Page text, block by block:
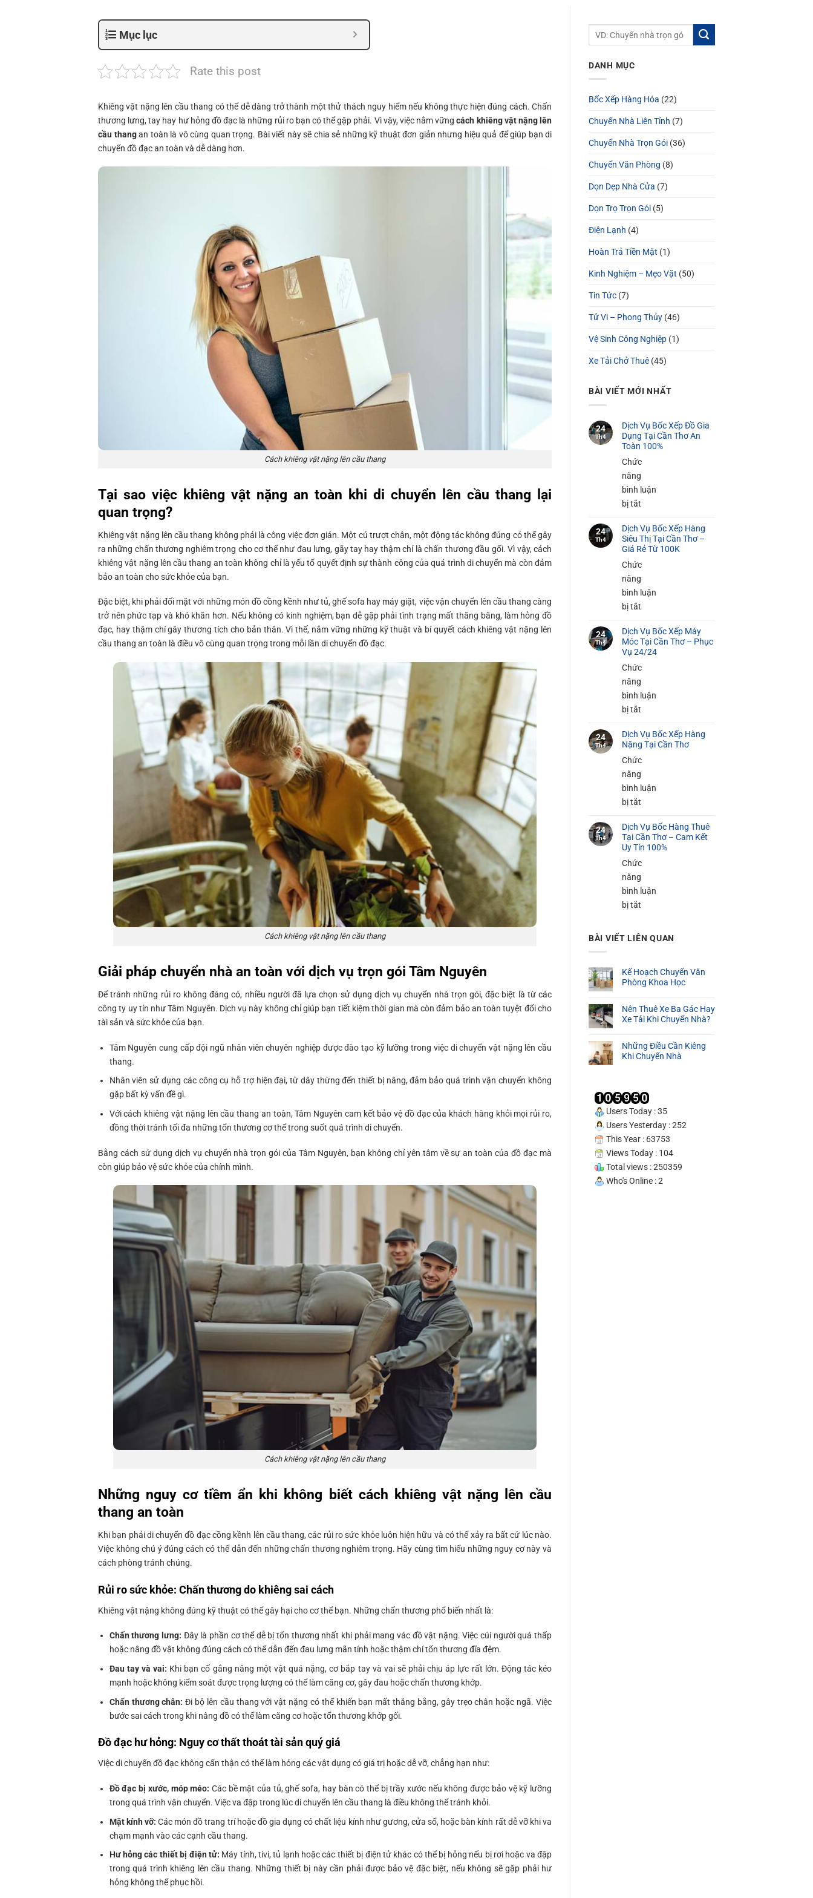
Mục lục
Rate this post
Khiêng vật nặng lên cầu thang có thể dễ dàng trở thành một thử thách nguy hiểm nếu không thực hiện đúng cách. Chấn
thương lưng, tay hay hư hỏng đồ đạc là những rủi ro bạn có thể gặp phải. Vì vậy, việc nắm vữngcách khiêng vật nặng lên
cầu thangan toàn là vô cùng quan trọng. Bài viết này sẽ chia sẻ những kỹ thuật đơn giản nhưng hiệu quả để giúp bạn di
chuyển đồ đạc an toàn và dễ dàng hơn.
Cách khiêng vật nặng lên cầu thang
Tại sao việc khiêng vật nặng an toàn khi di chuyển lên cầu thang lại
quan trọng?
Khiêng vật nặng lên cầu thang không phải là công việc đơn giản. Một cú trượt chân, một động tác không đúng có thể gây
ra những chấn thương nghiêm trọng cho cơ thể như đau lưng, gãy tay hay thậm chí là chấn thương đầu gối. Vì vậy, cách
khiêng vật nặng lên cầu thang an toàn không chỉ là yếu tố quyết định sự thành công của quá trình di chuyển mà còn đảm
bảo an toàn cho sức khỏe của bạn.
Đặc biệt, khi phải đối mặt với những món đồ cồng kềnh như tủ, ghế sofa hay máy giặt, việc vận chuyển lên cầu thang càng
trở nên phức tạp và khó khăn hơn. Nếu không có kinh nghiệm, bạn dễ gặp phải tình trạng mất thăng bằng, làm hỏng đồ
đạc, hay thậm chí gây thương tích cho bản thân. Vì thế, nắm vững những kỹ thuật và bí quyết cách khiêng vật nặng lên
cầu thang an toàn là điều vô cùng quan trọng trong mỗi lần di chuyển đồ đạc.
Cách khiêng vật nặng lên cầu thang
Giải pháp chuyển nhà an toàn với dịch vụ trọn gói Tâm Nguyên
Để tránh những rủi ro không đáng có, nhiều người đã lựa chọn sử dụng dịch vụ chuyển nhà trọn gói, đặc biệt là từ các
công ty uy tín như Tâm Nguyên. Dịch vụ này không chỉ giúp bạn tiết kiệm thời gian mà còn đảm bảo an toàn tuyệt đối cho
tài sản và sức khỏe của bạn.
Tâm Nguyên cung cấp đội ngũ nhân viên chuyên nghiệp được đào tạo kỹ lưỡng trong việc di chuyển vật nặng lên cầu
thang.
Nhân viên sử dụng các công cụ hỗ trợ hiện đại, từ dây thừng đến thiết bị nâng, đảm bảo quá trình vận chuyển không
gặp bất kỳ vấn đề gì.
Với cách khiêng vật nặng lên cầu thang an toàn, Tâm Nguyên cam kết bảo vệ đồ đạc của khách hàng khỏi mọi rủi ro,
đồng thời tránh tối đa những tổn thương cơ thể trong suốt quá trình di chuyển.
Bằng cách sử dụng dịch vụ chuyển nhà trọn gói của Tâm Nguyên, bạn không chỉ yên tâm về sự an toàn của đồ đạc mà
còn giúp bảo vệ sức khỏe của chính mình.
Cách khiêng vật nặng lên cầu thang
Những nguy cơ tiềm ẩn khi không biết cách khiêng vật nặng lên cầu
thang an toàn
Khi bạn phải di chuyển đồ đạc cồng kềnh lên cầu thang, các rủi ro sức khỏe luôn hiện hữu và có thể xảy ra bất cứ lúc nào.
Việc không chú ý đúng cách có thể dẫn đến những chấn thương nghiêm trọng. Hãy cùng tìm hiểu những nguy cơ này và
cách phòng tránh chúng.
Rủi ro sức khỏe: Chấn thương do khiêng sai cách
Khiêng vật nặng không đúng kỹ thuật có thể gây hại cho cơ thể bạn. Những chấn thương phổ biến nhất là:
Chấn thương lưng: Đây là phần cơ thể dễ bị tổn thương nhất khi phải mang vác đồ vật nặng. Việc cúi người quá thấp
hoặc nâng đồ vật không đúng cách có thể dẫn đến đau lưng mãn tính hoặc thậm chí tổn thương đĩa đệm.
Đau tay và vai: Khi bạn cố gắng nâng một vật quá nặng, cơ bắp tay và vai sẽ phải chịu áp lực rất lớn. Động tác kéo
mạnh hoặc không kiểm soát được trọng lượng có thể làm căng cơ, gây đau hoặc chấn thương khớp.
Chấn thương chân: Đi bộ lên cầu thang với vật nặng có thể khiến bạn mất thăng bằng, gây trẹo chân hoặc ngã. Việc
bước sai cách trong khi nâng đồ có thể làm căng cơ hoặc tổn thương khớp gối.
Đồ đạc hư hỏng: Nguy cơ thất thoát tài sản quý giá
Việc di chuyển đồ đạc không cẩn thận có thể làm hỏng các vật dụng có giá trị hoặc dễ vỡ, chẳng hạn như:
Đồ đạc bị xước, móp méo: Các bề mặt của tủ, ghế sofa, hay bàn có thể bị trầy xước nếu không được bảo vệ kỹ lưỡng
trong quá trình vận chuyển. Việc va đập trong lúc di chuyển lên cầu thang là điều không thể tránh khỏi.
Mặt kính vỡ: Các món đồ trang trí hoặc đồ gia dụng có chất liệu kính như gương, cửa sổ, hoặc bàn kính rất dễ vỡ khi va
chạm mạnh vào các cạnh cầu thang.
Hư hỏng các thiết bị điện tử: Máy tính, tivi, tủ lạnh hoặc các thiết bị điện tử khác có thể bị hỏng nếu bị rơi hoặc va đập
trong quá trình khiêng lên cầu thang. Những thiết bị này cần phải được bảo vệ đặc biệt, nếu không sẽ gặp phải hư
hỏng không thể phục hồi.
DANH MỤC
Bốc Xếp Hàng Hóa (22)
Chuyển Nhà Liên Tỉnh (7)
Chuyển Nhà Trọn Gói (36)
Chuyển Văn Phòng (8)
Dọn Dẹp Nhà Cửa (7)
Dọn Trọ Trọn Gói (5)
Điện Lạnh (4)
Hoàn Trả Tiền Mặt (1)
Kinh Nghiệm – Mẹo Vặt (50)
Tin Tức (7)
Tử Vi – Phong Thủy (46)
Vệ Sinh Công Nghiệp (1)
Xe Tải Chở Thuê (45)
BÀI VIẾT MỚI NHẤT
24
Th4
Dịch Vụ Bốc Xếp Đồ Gia
Dụng Tại Cần Thơ An
Toàn 100%
Chức
năng
bình luận
bị tắt
Vụ
Bốc
Gia
Dụng
Cần
Thơ
An
Toàn
24
Th4
Dịch Vụ Bốc Xếp Hàng
Siêu Thị Tại Cần Thơ –
Giá Rẻ Từ 100K
Chức
năng
bình luận
bị tắt
Vụ
Bốc
Siêu
Thị
Cần
Thơ
–
Rẻ
24
Th4
Dịch Vụ Bốc Xếp Máy
Móc Tại Cần Thơ – Phục
Vụ 24/24
Chức
năng
bình luận
bị tắt
Vụ
Bốc
Xếp
Móc
Thơ
–
Phục
24/24
24
Th4
Dịch Vụ Bốc Xếp Hàng
Nặng Tại Cần Thơ
Chức
năng
bình luận
bị tắt
Vụ
Bốc
Nặng
Tại
24
Th4
Dịch Vụ Bốc Hàng Thuê
Tại Cần Thơ – Cam Kết
Uy Tín 100%
Chức
năng
bình luận
bị tắt
Thuê
Tại
Thơ
Cam
Kết
100%
BÀI VIẾT LIÊN QUAN
Kế Hoạch Chuyển Văn
Phòng Khoa Học
Nên Thuê Xe Ba Gác Hay
Xe Tải Khi Chuyển Nhà?
Những Điều Cần Kiêng
Khi Chuyển Nhà
Users Today : 35
Users Yesterday : 252
This Year : 63753
Views Today : 104
Total views : 250359
Who's Online : 2